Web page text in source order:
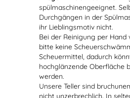
spülmaschinengeeignet.
Durchgängen in der
ihr Lieblingsmotiv nicht.
Bei der Reinigung per Hand
bitte keine
Scheuermittel, dadurch
hochglänzende Oberfläche
werden.
Unsere Teller sind
nicht unzerbrechlich. In